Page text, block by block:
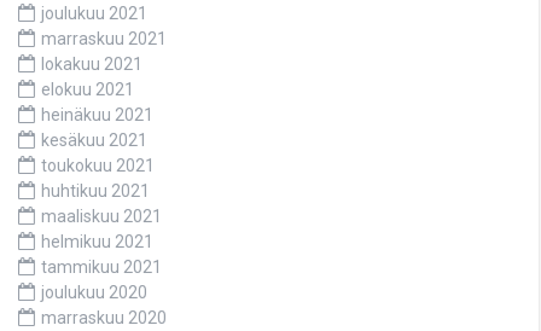
joulukuu 2021
marraskuu 2021
lokakuu 2021
elokuu 2021
heinäkuu 2021
kesäkuu 2021
toukokuu 2021
huhtikuu 2021
maaliskuu 2021
helmikuu 2021
tammikuu 2021
joulukuu 2020
marraskuu 2020